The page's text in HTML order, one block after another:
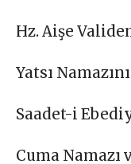
Hz. Aişe
Yatsı
Saadet-i
Cuma